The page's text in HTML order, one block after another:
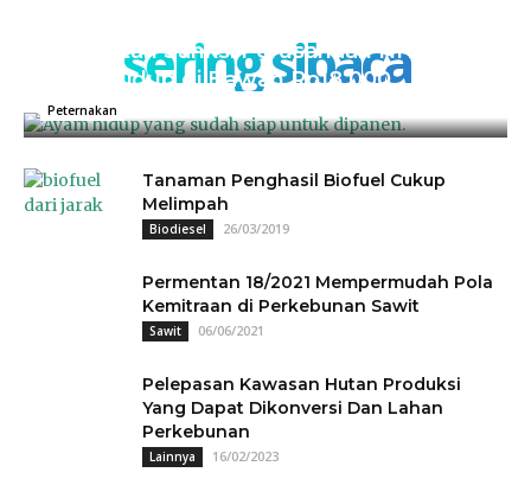
sering sibaca
Kementan Sanksi Perusahaan NH, Jual
Ayam Hidup di Bawah Rp18.000
Peternakan
Tanaman Penghasil Biofuel Cukup
Melimpah
Biodiesel 26/03/2019
Permentan 18/2021 Mempermudah Pola
Kemitraan di Perkebunan Sawit
Sawit 06/06/2021
Pelepasan Kawasan Hutan Produksi
Yang Dapat Dikonversi Dan Lahan
Perkebunan
Lainnya 16/02/2023